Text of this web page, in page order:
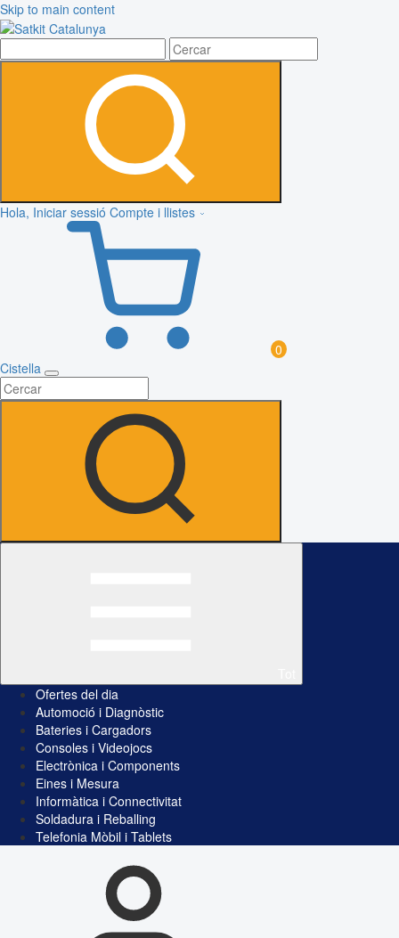
Skip to main content
Hola, Iniciar sessió Compte i llistes
0
Cistella
Ofertes del dia
Automoció i Diagnòstic
Bateries i Cargadors
Consoles i Videojocs
Electrònica i Components
Eines i Mesura
Informàtica i Connectivitat
Soldadura i Reballing
Telefonia Mòbil i Tablets